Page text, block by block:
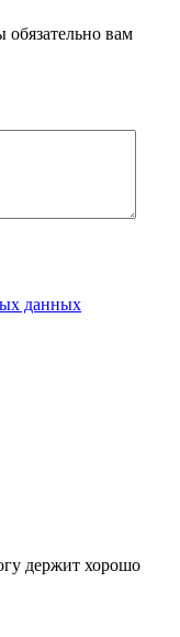
вам
данных
держит хорошо